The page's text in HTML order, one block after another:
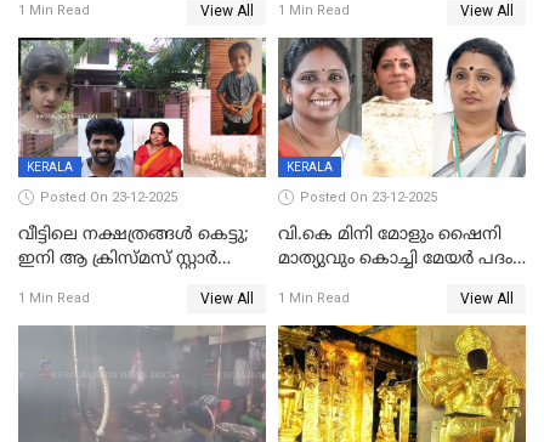
നടപടി;സ്ഥാപനങ്ങൾക്കെതിരെ
രണ്ട് കേസുകൾ
1 Min Read View All
മരണത്തിന് കീഴടങ്ങി
1 Min Read View All
KERALA
Posted On 23-12-2025
വീട്ടിലെ നക്ഷത്രങ്ങൾ കെട്ടു;
ഇനി ആ ക്രിസ്മസ് സ്റ്റാർ
വേണ്ടിയുള്ള
പിടിവലിക്കിടയിൽ
അപ്പൂപ്പനെതിരെ പോക്സോ
കേസ് ഒടുവിൽ 4 ജീവനുകൾ
പൊലിഞ്ഞു
1 Min Read View All
KERALA
Posted On 23-12-2025
വി.കെ മിനി മോളും ഷൈനി
മാത്യുവും കൊച്ചി മേയർ പദം
മേയറാകില്ല
1 Min Read View All